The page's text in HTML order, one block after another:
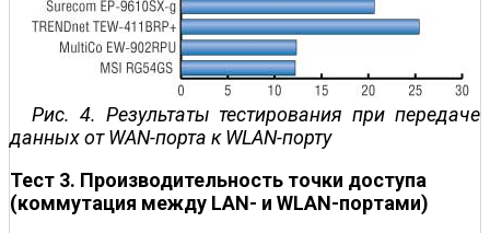
Рис. 4. Результаты тестирования при передаче
данных от WAN-порта к WLAN-порту
Тест 3. Производительность точки доступа
(коммутация между LAN- и WLAN-портами)